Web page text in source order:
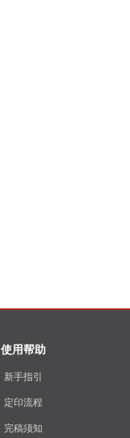
使用帮助
新手指引
定印流程
完稿须知